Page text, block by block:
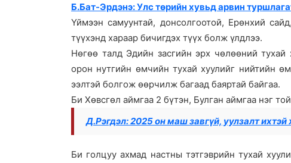
Б.Бат-Эрдэнэ: Улс төрийн хувьд арвин
Үймээн самуунтай, донсолгоотой, Ерөнхий
түүхэнд хараар бичигдэх түүх болж үлдлээ.
Нөгөө талд Эдийн засгийн эрх чөлөөний
орон нутгийн өмчийн тухай хуулийг нийтийн
ээлтэй болгож өөрчилж багаад баяртай байгаа.
Би Хөвсгөл аймгаа 2 бүтэн, Булган аймгаа нэг
Д.Рэгдэл: 2025 он маш завгүй, уулзалт ихтэй
Би голцуу ахмад настны тэтгэврийн тухай